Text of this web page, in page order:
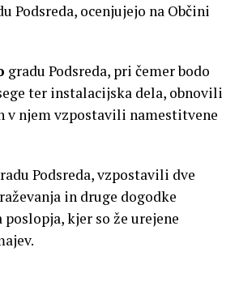
ocenjujejo na Občini
gradu Podsreda, pri čemer bodo
ter instalacijska dela, obnovili
v njem vzpostavili namestitvene
Podsreda, vzpostavili dve
in druge dogodke
kjer so že urejene